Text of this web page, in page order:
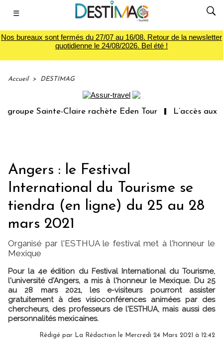
☰
Nos bureaux sont fermés du 27/07 au 16/08. Retour de la newsletter
quotidienne le 24/08/2026. Bel été !
Accueil > DESTIMAG
Sainte-Claire rachète Eden Tour L’accès aux
Angers : le Festival
International du Tourisme se
tiendra (en ligne) du 25 au 28
mars 2021
Organisé par l'ESTHUA le festival met à l'honneur le
Mexique
Pour la 4e édition du Festival International du Tourisme,
l'université d'Angers, a mis à l'honneur le Mexique. Du 25
au 28 mars 2021, les e-visiteurs pourront assister
gratuitement à des visioconférences animées par des
chercheurs, des professeurs de l'ESTHUA, mais aussi des
personnalités mexicaines.
Rédigé par La Rédaction le Mercredi 24 Mars 2021 à 12:42